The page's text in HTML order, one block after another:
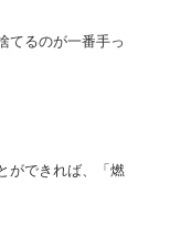
てるのが一番手っ
ができれば、「燃